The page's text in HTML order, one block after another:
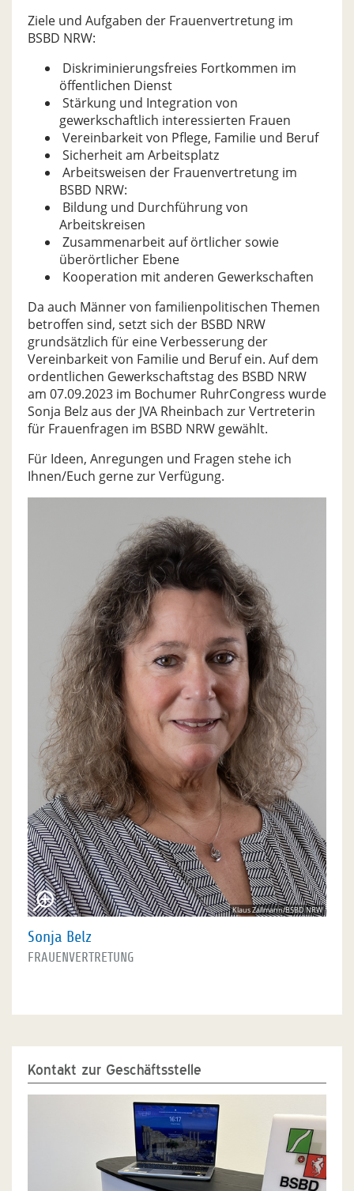
Ziele und Aufgaben der Frauenvertretung im
BSBD NRW:
Diskriminierungsfreies Fortkommen im
öffentlichen Dienst
Stärkung und Integration von
gewerkschaftlich interessierten Frauen
Vereinbarkeit von Pflege, Familie und Beruf
Sicherheit am Arbeitsplatz
Arbeitsweisen der Frauenvertretung im
BSBD NRW:
Bildung und Durchführung von
Arbeitskreisen
Zusammenarbeit auf örtlicher sowie
überörtlicher Ebene
Kooperation mit anderen Gewerkschaften
Da auch Männer von familienpolitischen Themen
betroffen sind, setzt sich der BSBD NRW
grundsätzlich für eine Verbesserung der
Vereinbarkeit von Familie und Beruf ein. Auf dem
ordentlichen Gewerkschaftstag des BSBD NRW
am 07.09.2023 im Bochumer RuhrCongress wurde
Sonja Belz aus der JVA Rheinbach zur Vertreterin
für Frauenfragen im BSBD NRW gewählt.
Für Ideen, Anregungen und Fragen stehe ich
Ihnen/Euch gerne zur Verfügung.
Klaus Zallmann/BSBD NRW
Sonja Belz
FRAUENVERTRETUNG
Kontakt zur Geschäftsstelle